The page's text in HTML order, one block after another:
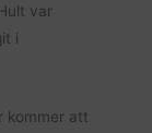
var
i
kommer att